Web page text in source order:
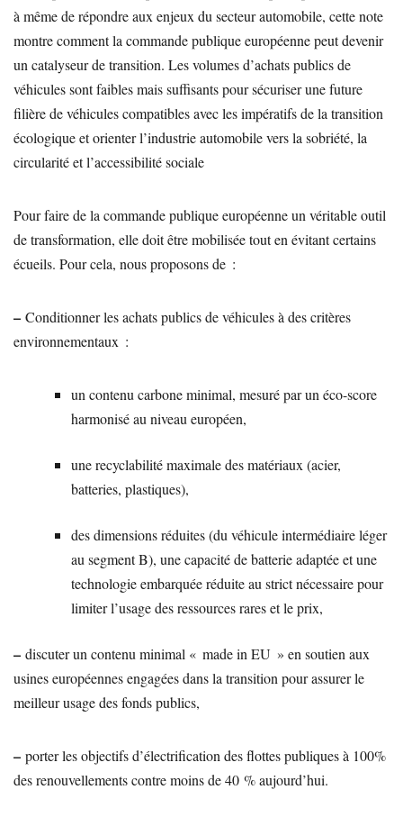
à même de répondre aux enjeux du secteur automobile, cette note
montre comment la commande publique européenne peut devenir
un catalyseur de transition. Les volumes d’achats publics de
véhicules sont faibles mais suffisants pour sécuriser une future
filière de véhicules compatibles avec les impératifs de la transition
écologique et orienter l’industrie automobile vers la sobriété, la
circularité et l’accessibilité sociale
Pour faire de la commande publique européenne un véritable outil
de transformation, elle doit être mobilisée tout en évitant certains
écueils. Pour cela, nous proposons de :
– Conditionner les achats publics de véhicules à des critères
environnementaux :
un contenu carbone minimal, mesuré par un éco-score
harmonisé au niveau européen,
une recyclabilité maximale des matériaux (acier,
batteries, plastiques),
des dimensions réduites (du véhicule intermédiaire léger
au segment B), une capacité de batterie adaptée et une
technologie embarquée réduite au strict nécessaire pour
limiter l’usage des ressources rares et le prix,
– discuter un contenu minimal « made in EU » en soutien aux
usines européennes engagées dans la transition pour assurer le
meilleur usage des fonds publics,
– porter les objectifs d’électrification des flottes publiques à 100%
des renouvellements contre moins de 40 % aujourd’hui.